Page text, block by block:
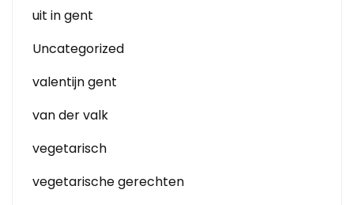
uit in gent
Uncategorized
valentijn gent
van der valk
vegetarisch
vegetarische gerechten